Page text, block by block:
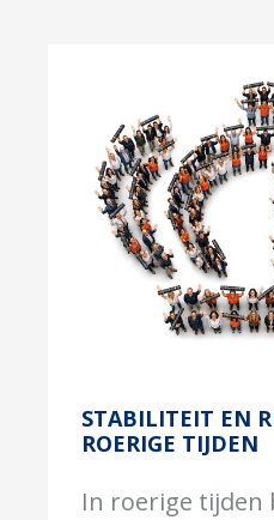
STABILITEIT EN
ROERIGE TIJDEN
In roerige tijden